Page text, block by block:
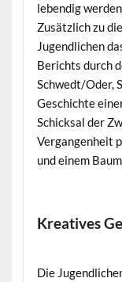
lebendig
Zusätzlich zu
Jugendlichen
Berichts durch
Schwedt/Oder,
Geschichte
Schicksal der
Vergangenheit
und einem
Kreatives
Die